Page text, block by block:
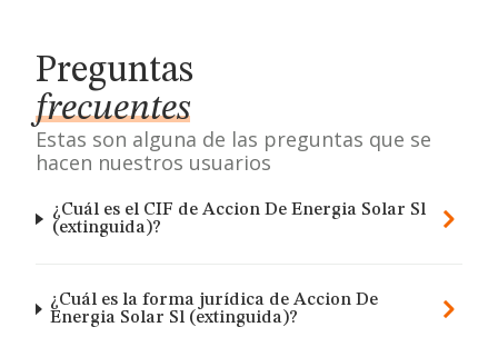
Preguntas
frecuentes
Estas son alguna de las preguntas que se
hacen nuestros usuarios
¿Cuál es el CIF de Accion De Energia Solar Sl
(extinguida)?
¿Cuál es la forma jurídica de Accion De
Energia Solar Sl (extinguida)?